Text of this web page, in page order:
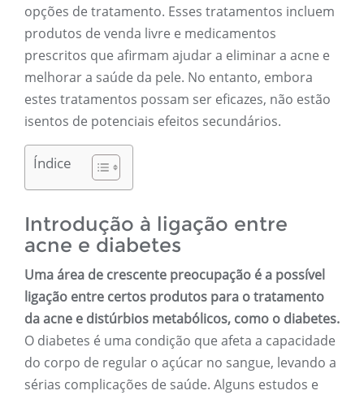
opções de tratamento. Esses tratamentos incluem
produtos de venda livre e medicamentos
prescritos que afirmam ajudar a eliminar a acne e
melhorar a saúde da pele. No entanto, embora
estes tratamentos possam ser eficazes, não estão
isentos de potenciais efeitos secundários.
Índice
Introdução à ligação entre
acne e diabetes
Uma área de crescente preocupação é a possível
ligação entre certos produtos para o tratamento
da acne e distúrbios metabólicos, como o diabetes.
O diabetes é uma condição que afeta a capacidade
do corpo de regular o açúcar no sangue, levando a
sérias complicações de saúde. Alguns estudos e